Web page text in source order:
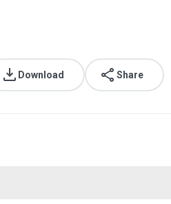
Download Share